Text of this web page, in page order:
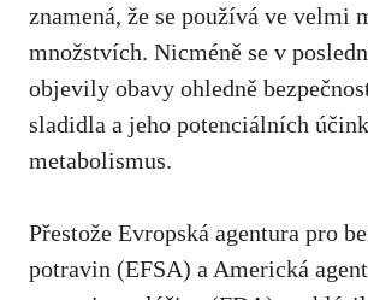
znamená, že se používá ve velmi
množstvích. Nicméně se v
objevily obavy ohledně
sladidla a jeho potenciálních
metabolismus.
Přestože Evropská agentura pro
potravin (EFSA) a Americká